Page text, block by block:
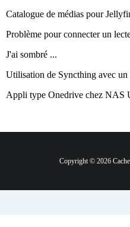
Catalogue de médias pour
Problème pour connecter un
J'ai sombré ...
Utilisation de Syncthing avec
Appli type Onedrive chez NAS
Copyright © 2026